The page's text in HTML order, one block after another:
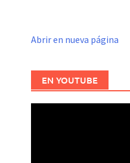
Abrir en nueva página
EN YOUTUBE